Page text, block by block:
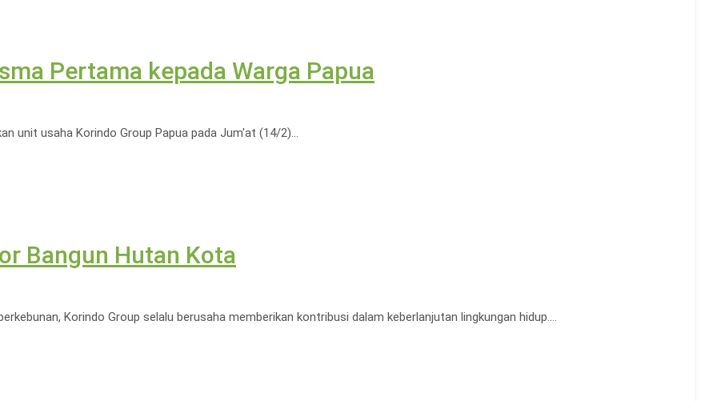
Pertama kepada Warga Papua
unit usaha Korindo Group Papua pada Jum'at (14/2)…
Bangun Hutan Kota
Korindo Group selalu berusaha memberikan kontribusi dalam keberlanjutan lingkungan hidup.…